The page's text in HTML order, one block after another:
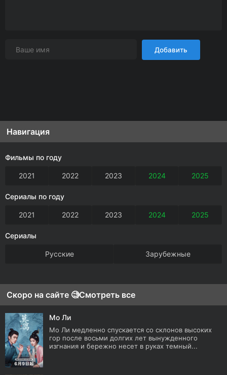
Добавить
Навигация
Фильмы по году
2021 2022 2023 2024 2025
Сериалы по году
2021 2022 2023 2024 2025
Сериалы
Русские Зарубежные
Скоро на сайте 🧐Смотреть все
Мо Ли
Мо Ли медленно спускается со склонов высоких
гор после восьми долгих лет вынужденного
изгнания и бережно несет в руках темный...